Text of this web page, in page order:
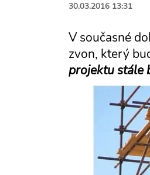
30.03.2016 13:31
V současné
zvon, který
projektu stále